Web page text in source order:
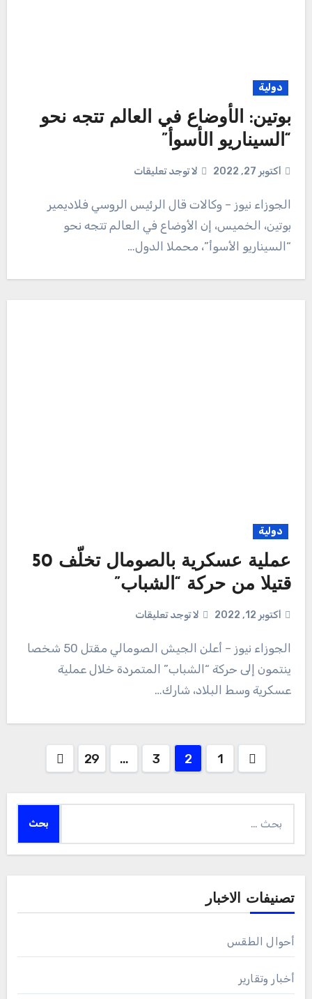
دولية
بوتين: الأوضاع في العالم تتجه نحو
“السيناريو الأسوأ”
أكتوبر 27, 2022 لا توجد تعليقات
الجوزاء نيوز – وكالات قال الرئيس الروسي فلاديمير
بوتين، الخميس، إن الأوضاع في العالم تتجه نحو
“السيناريو الأسوأ”، محملا الدول…
دولية
عملية عسكرية بالصومال تخلّف 50
قتيلا من حركة “الشباب”
أكتوبر 12, 2022 لا توجد تعليقات
ينتمون إلى حركة “الشباب” المتمردة خلال عملية
عسكرية وسط البلاد، شارك…
Posts
1
2
3
…
29
عن:
تصنيفات الاخبار
أحوال الطقس
أخبار وتقارير